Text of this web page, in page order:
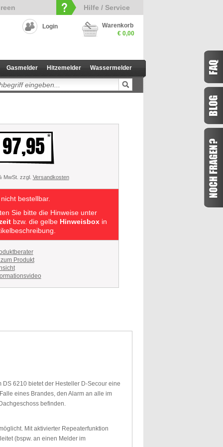
Hilfe / Service
Login
Warenkorb
€ 0,00
Gasmelder Hitzemelder Wassermelder
MwSt. zzgl. Versandkosten
bestellbar.
Sie bitte die Hinweise unter
bzw. die gelbe Hinweisboxin
Produkt
6210 bietet der Hesteller D-Secour eine
eines Brandes, den Alarm an alle im
befinden.
Mit aktivierter Repeaterfunktion
(bspw. an einen Melder im